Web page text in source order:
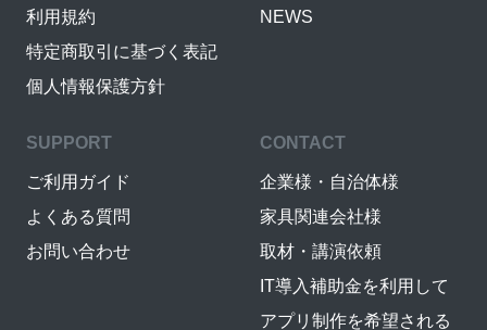
利用規約
特定商取引に基づく表記
個人情報保護方針
NEWS
SUPPORT
ご利用ガイド
よくある質問
お問い合わせ
CONTACT
企業様・自治体様
家具関連会社様
取材・講演依頼
IT導入補助金を利用して
アプリ制作を希望される